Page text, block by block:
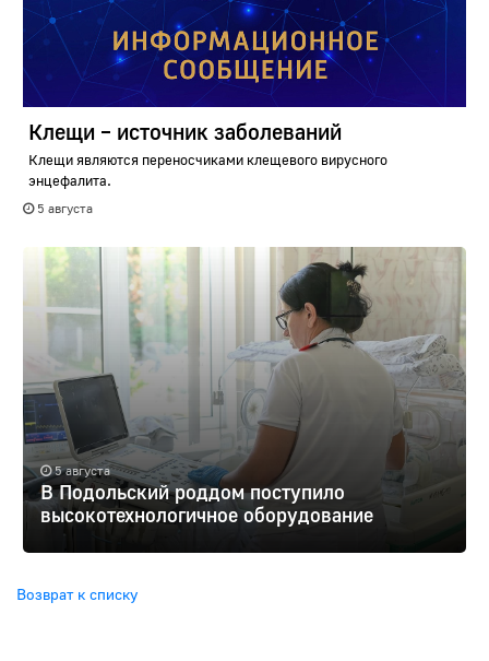
Клещи – источник заболеваний
Клещи являются переносчиками клещевого вирусного
энцефалита.
5 августа
5 августа
В Подольский роддом поступило
высокотехнологичное оборудование
Возврат к списку